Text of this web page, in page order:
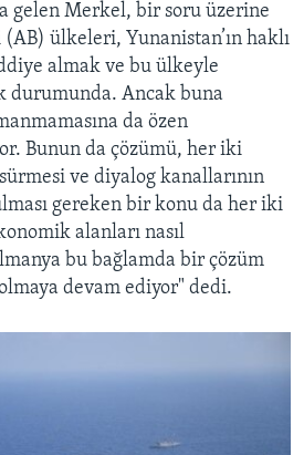
gelen Merkel, bir soru üzerine
ülkeleri, Yunanistan’ın haklı
almak ve bu ülkeyle
durumunda. Ancak buna
da özen
Bunun da çözümü, her iki
ve diyalog kanallarının
gereken bir konu da her iki
alanları nasıl
bu bağlamda bir çözüm
devam ediyor" dedi.